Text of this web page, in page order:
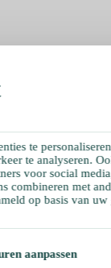
te
te analyseren.
voor social
combineren met
op basis van
aanpassen